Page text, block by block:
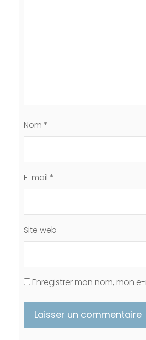
Nom *
E-mail *
Site web
Enregistrer mon nom, mon